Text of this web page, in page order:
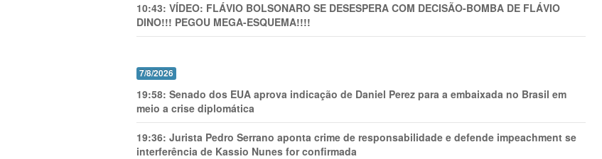
10:43: VÍDEO: FLÁVIO BOLSONARO SE DESESPERA COM DECISÃO-BOMBA DE FLÁVIO
DINO!!! PEGOU MEGA-ESQUEMA!!!!
7/8/2026
19:58: Senado dos EUA aprova indicação de Daniel Perez para a embaixada no Brasil em
meio a crise diplomática
19:36: Jurista Pedro Serrano aponta crime de responsabilidade e defende impeachment se
interferência de Kassio Nunes for confirmada